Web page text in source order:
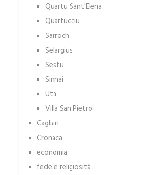
Quartu Sant'Elena
Quartucciu
Sarroch
Selargius
Sestu
Sinnai
Uta
Villa San Pietro
Cagliari
Cronaca
economia
fede e religiosità